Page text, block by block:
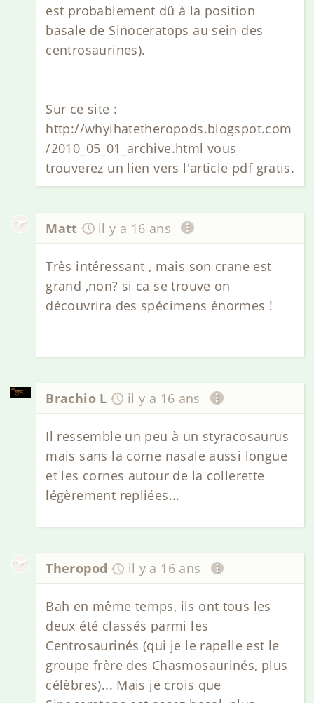
est probablement dû à la position
basale de Sinoceratops au sein des
centrosaurines).
Sur ce site :
http://whyihatetheropods.blogspot.com
/2010_05_01_archive.html vous
trouverez un lien vers l'article pdf gratis.
Matt il y a 16 ans
Très intéressant , mais son crane est
grand ,non? si ca se trouve on
découvrira des spécimens énormes !
Brachio L il y a 16 ans
Il ressemble un peu à un styracosaurus
mais sans la corne nasale aussi longue
et les cornes autour de la collerette
légèrement repliées...
Theropod il y a 16 ans
Bah en même temps, ils ont tous les
deux été classés parmi les
Centrosaurinés (qui je le rapelle est le
groupe frère des Chasmosaurinés, plus
célèbres)... Mais je crois que